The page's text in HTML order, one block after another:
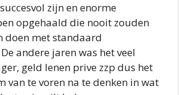
zijn en enorme
opgehaald die nooit zouden
doen met standaard
andere jaren was het veel
geld lenen prive zzp dus het
van te voren na te denken in wat